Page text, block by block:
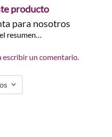
producto
para nosotros
resumen…
escribir un comentario.